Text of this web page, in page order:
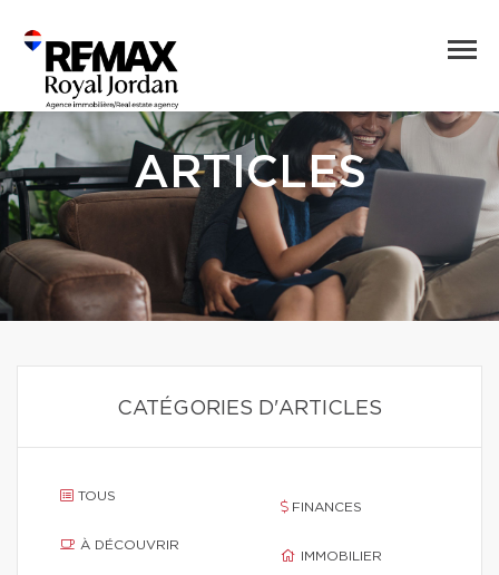
ARTICLES
CATÉGORIES D'ARTICLES
TOUS
À DÉCOUVRIR
FINANCES
IMMOBILIER